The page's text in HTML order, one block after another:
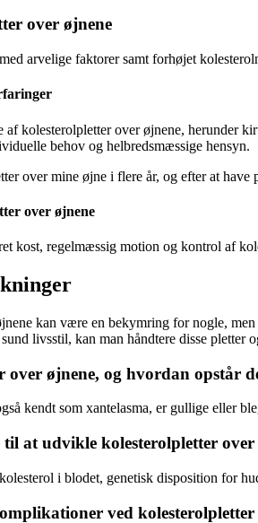
over øjnene
arvelige faktorer samt forhøjet
kolesterolpletter over øjnene, herunder
behov og helbredsmæssige hensyn.
over mine øjne i flere år, og efter at
over øjnene
kost, regelmæssig motion og kontrol af
kan være en bekymring for nogle,
livsstil, kan man håndtere disse pletter
over øjnene, og hvordan opstår
kendt som xantelasma, er gullige eller
at udvikle kolesterolpletter over
i blodet, genetisk disposition for
ved kolesterolpletter